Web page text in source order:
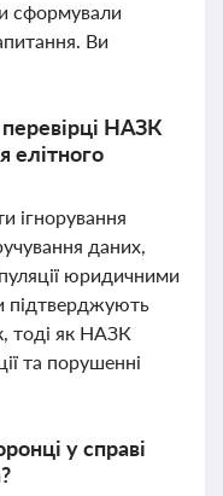
сформували
Ви
НАЗК
елітного
ігнорування
даних,
юридичними
підтверджують
тоді як НАЗК
та порушенні
у справі